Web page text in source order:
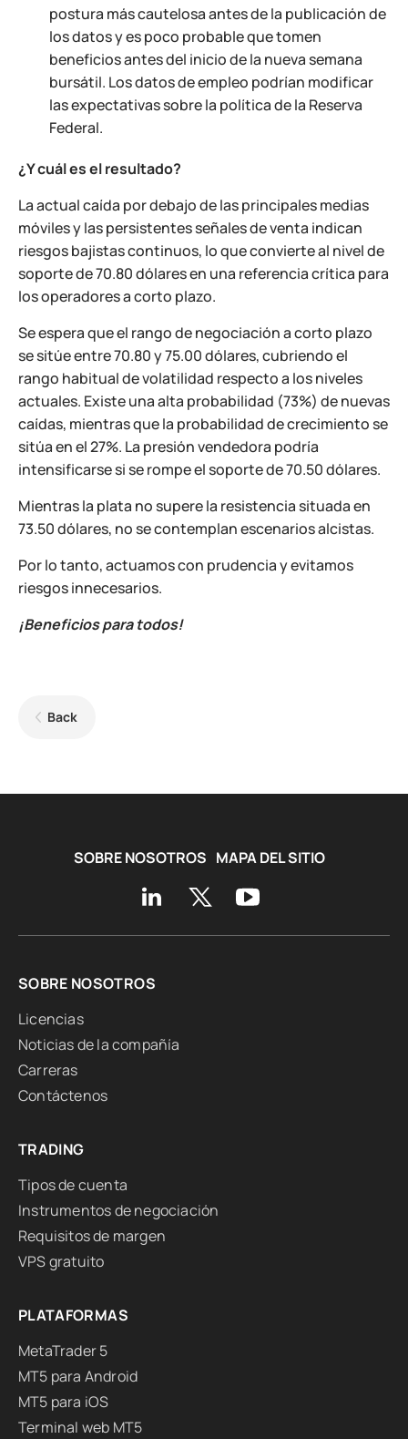
postura más cautelosa antes de la publicación de
los datos y es poco probable que tomen
beneficios antes del inicio de la nueva semana
bursátil. Los datos de empleo podrían modificar
las expectativas sobre la política de la Reserva
Federal.
¿Y cuál es el resultado?
La actual caída por debajo de las principales medias
móviles y las persistentes señales de venta indican
riesgos bajistas continuos, lo que convierte al nivel de
soporte de 70.80 dólares en una referencia crítica para
los operadores a corto plazo.
Se espera que el rango de negociación a corto plazo
se sitúe entre 70.80 y 75.00 dólares, cubriendo el
rango habitual de volatilidad respecto a los niveles
actuales. Existe una alta probabilidad (73%) de nuevas
caídas, mientras que la probabilidad de crecimiento se
sitúa en el 27%. La presión vendedora podría
intensificarse si se rompe el soporte de 70.50 dólares.
Mientras la plata no supere la resistencia situada en
73.50 dólares, no se contemplan escenarios alcistas.
Por lo tanto, actuamos con prudencia y evitamos
riesgos innecesarios.
¡Beneficios para todos!
Back
SOBRE NOSOTROS MAPA DEL SITIO
SOBRE NOSOTROS
Licencias
Noticias de la compañía
Carreras
Contáctenos
TRADING
Tipos de cuenta
Instrumentos de negociación
Requisitos de margen
VPS gratuito
PLATAFORMAS
MetaTrader 5
MT5 para Android
MT5 para iOS
Terminal web MT5